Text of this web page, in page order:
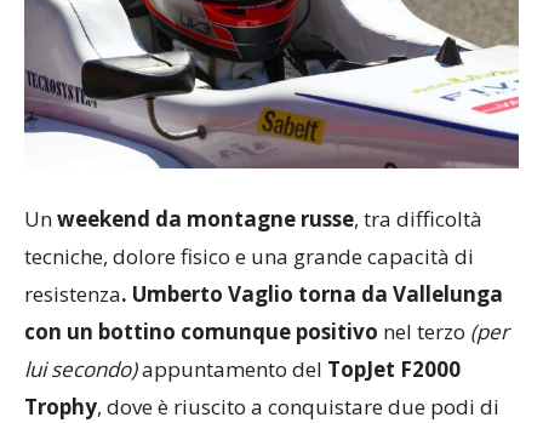
Unweekend da montagne russe, tra difficoltà
tecniche, dolore fisico e una grande capacità di
resistenza. Umberto Vaglio torna da Vallelunga
con un bottino comunque positivo nel terzo (per
lui secondo)appuntamento del TopJet F2000
Trophy, dove è riuscito a conquistare due podi di